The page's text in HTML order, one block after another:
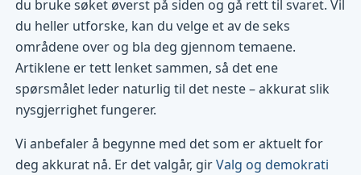
du bruke søket øverst på siden og gå rett til svaret. Vil
du heller utforske, kan du velge et av de seks
områdene over og bla deg gjennom temaene.
Artiklene er tett lenket sammen, så det ene
spørsmålet leder naturlig til det neste – akkurat slik
nysgjerrighet fungerer.
Vi anbefaler å begynne med det som er aktuelt for
deg akkurat nå. Er det valgår, girValg og demokrati